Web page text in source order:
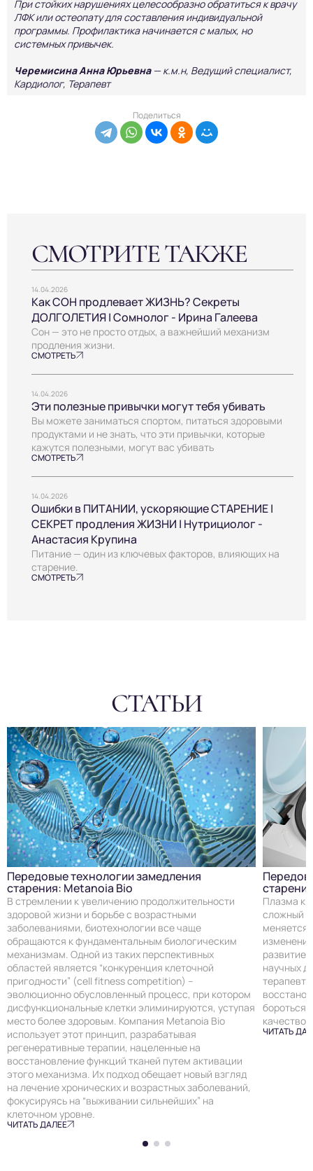
При стойких нарушениях целесообразно обратиться к врачу
ЛФК или остеопату для составления индивидуальной
программы. Профилактика начинается с малых, но
системных привычек.
Черемисина Анна Юрьевна— к.м.н, Ведущий специалист,
Кардиолог, Терапевт
Поделиться
СМОТРИТЕ ТАКЖЕ
14.04.2026
Как СОН продлевает ЖИЗНЬ? Секреты
ДОЛГОЛЕТИЯ | Сомнолог - Ирина Галеева
Сон — это не просто отдых, а важнейший механизм
продления жизни.
СМОТРЕТЬ
14.04.2026
Эти полезные привычки могут тебя убивать
Вы можете заниматься спортом, питаться здоровыми
продуктами и не знать, что эти привычки, которые
кажутся полезными, могут вас убивать
СМОТРЕТЬ
14.04.2026
Ошибки в ПИТАНИИ, ускоряющие СТАРЕНИЕ |
СЕКРЕТ продления ЖИЗНИ | Нутрициолог -
Анастасия Крупина
Питание — один из ключевых факторов, влияющих на
старение.
СМОТРЕТЬ
СТАТЬИ
Передовые технологии замедления
старения: Metanoia Bio
В стремлении к увеличению продолжительности
здоровой жизни и борьбе с возрастными
заболеваниями, биотехнологии все чаще
обращаются к фундаментальным биологическим
механизмам. Одной из таких перспективных
областей является “конкуренция клеточной
пригодности” (cell fitness competition) –
эволюционно обусловленный процесс, при котором
дисфункциональные клетки элиминируются, уступая
место более здоровым. Компания Metanoia Bio
использует этот принцип, разрабатывая
регенеративные терапии, нацеленные на
восстановление функций тканей путем активации
этого механизма. Их подход обещает новый взгляд
на лечение хронических и возрастных заболеваний,
фокусируясь на “выживании сильнейших” на
клеточном уровне.
ЧИТАТЬ ДАЛЕЕ
Плазма
сложный
меняется
развитие
научных
бороться
качество
ЧИТАТЬ